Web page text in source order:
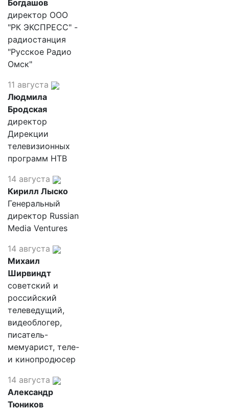
Богдашов
директор ООО
"РК ЭКСПРЕСС" -
радиостанция
"Русское Радио
Омск"
11 августа
Людмила
Бродская
директор
Дирекции
телевизионных
программ НТВ
14 августа
Кирилл Лыско
Генеральный
директор Russian
Media Ventures
14 августа
Михаил
Ширвиндт
советский и
российский
телеведущий,
видеоблогер,
писатель-
мемуарист, теле-
и кинопродюсер
14 августа
Александр
Тюников